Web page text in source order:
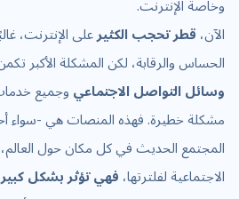
وخاصة الإنترنت.
الآن،قطر تحجب الكثيرعلى الإنترنت،
الحساس والرقابة، لكن المشكلة الأكبر
وسائل التواصل الاجتماعيوجميع
مشكلة خطيرة. فهذه المنصات هي -سواء
المجتمع الحديث في كل مكان حول العالم،
الاجتماعية لفلترتها،فهي تؤثر بشكل